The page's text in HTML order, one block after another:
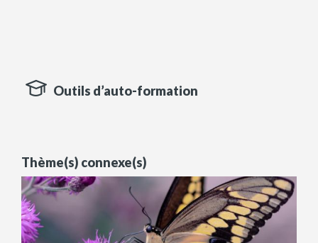
Outils d’auto-formation
Thème(s) connexe(s)